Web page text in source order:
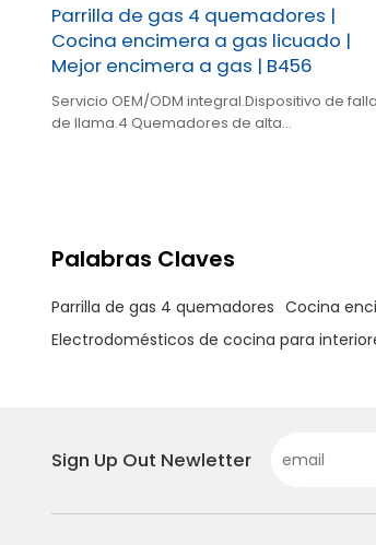
Parrilla de gas 4 quemadores |
Cocina encimera a gas licuado |
Mejor encimera a gas | B456
Servicio OEM/ODM integral.Dispositivo de falla
de llama.4 Quemadores de alta
Palabras Claves
Parrilla de gas 4 quemadores Cocina
Electrodomésticos de cocina para
Sign Up Out Newletter